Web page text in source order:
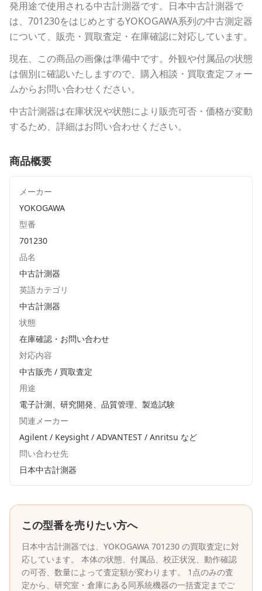
発用途で使用される中古計測器です。 日本中古計測器で
は、 701230をはじめとするYOKOGAWA系列の中古測定器
について、販売・買取査定・在庫確認に対応しています。
現在、この商品の画像は準備中です。外観や付属品の状態
は個別に確認いたしますので、購入相談・買取査定フォー
ムからお問い合わせください。
中古計測器は在庫状況や状態により販売可否・価格が変動
するため、詳細はお問い合わせください。
商品概要
メーカー
YOKOGAWA
型番
701230
品名
中古計測器
英語カテゴリ
中古計測器
状態
在庫確認・お問い合わせ
対応内容
中古販売 / 買取査定
用途
電子計測、研究開発、品質管理、製造試験
関連メーカー
Agilent / Keysight / ADVANTEST / Anritsu など
問い合わせ先
日本中古計測器
この型番を売りたい方へ
日本中古計測器では、 YOKOGAWA 701230 の買取査定に対
応しています。 本体の状態、付属品、校正状況、動作確認
の可否、数量によって査定額が変わります。 1点のみの査
定から、研究室・倉庫にある同系統機器の一括査定までご